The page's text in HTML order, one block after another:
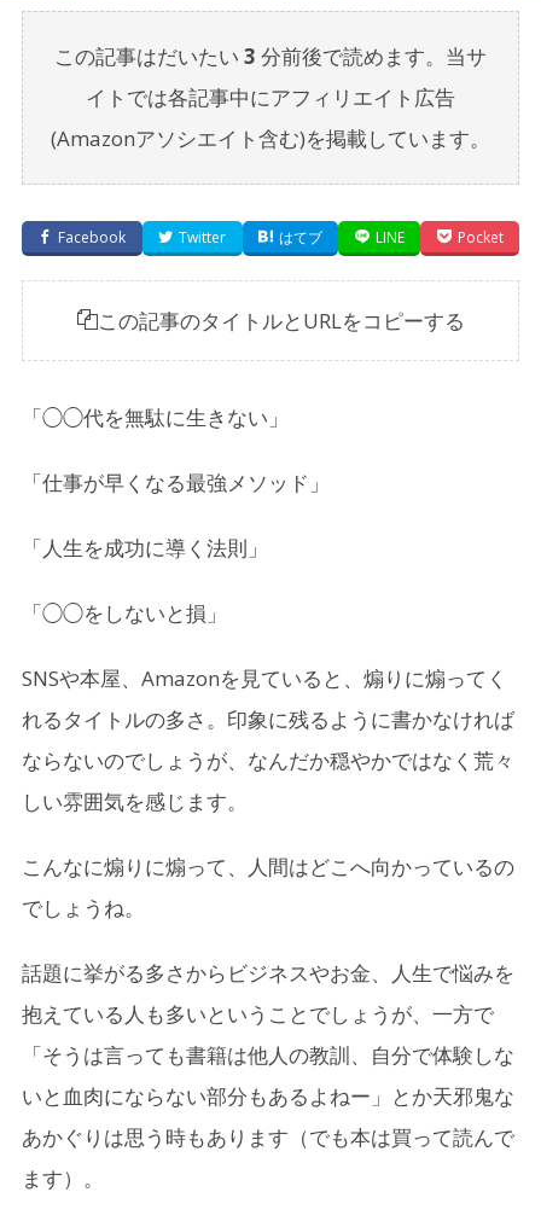
この記事はだいたい 3 分前後で読めます。当サ
イトでは各記事中にアフィリエイト広告
(Amazonアソシエイト含む)を掲載しています。
Facebook Twitter はてブ LINE Pocket
この記事のタイトルとURLをコピーする
「◯◯代を無駄に生きない」
「仕事が早くなる最強メソッド」
「人生を成功に導く法則」
「◯◯をしないと損」
SNSや本屋、Amazonを見ていると、煽りに煽ってく
れるタイトルの多さ。印象に残るように書かなければ
ならないのでしょうが、なんだか穏やかではなく荒々
しい雰囲気を感じます。
こんなに煽りに煽って、人間はどこへ向かっているの
でしょうね。
話題に挙がる多さからビジネスやお金、人生で悩みを
抱えている人も多いということでしょうが、一方で
「そうは言っても書籍は他人の教訓、自分で体験しな
いと血肉にならない部分もあるよねー」とか天邪鬼な
あかぐりは思う時もあります（でも本は買って読んで
ます）。